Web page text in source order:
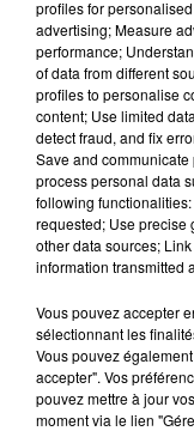
2 juillet 2026
Carl Rinsch,
30 mois de
Carl Rinsch,
prison pour avoir
profiles for
advertising; Measure
performance;
of data from different
profiles to personalise
content; Use limited
detect fraud, and fix
Save and
process personal data
following
requested; Use precise
other data sources;
information transmitted
Vous pouvez accepter
sélectionnant les
Vous pouvez
accepter". Vos
pouvez mettre à jour
moment via le lien